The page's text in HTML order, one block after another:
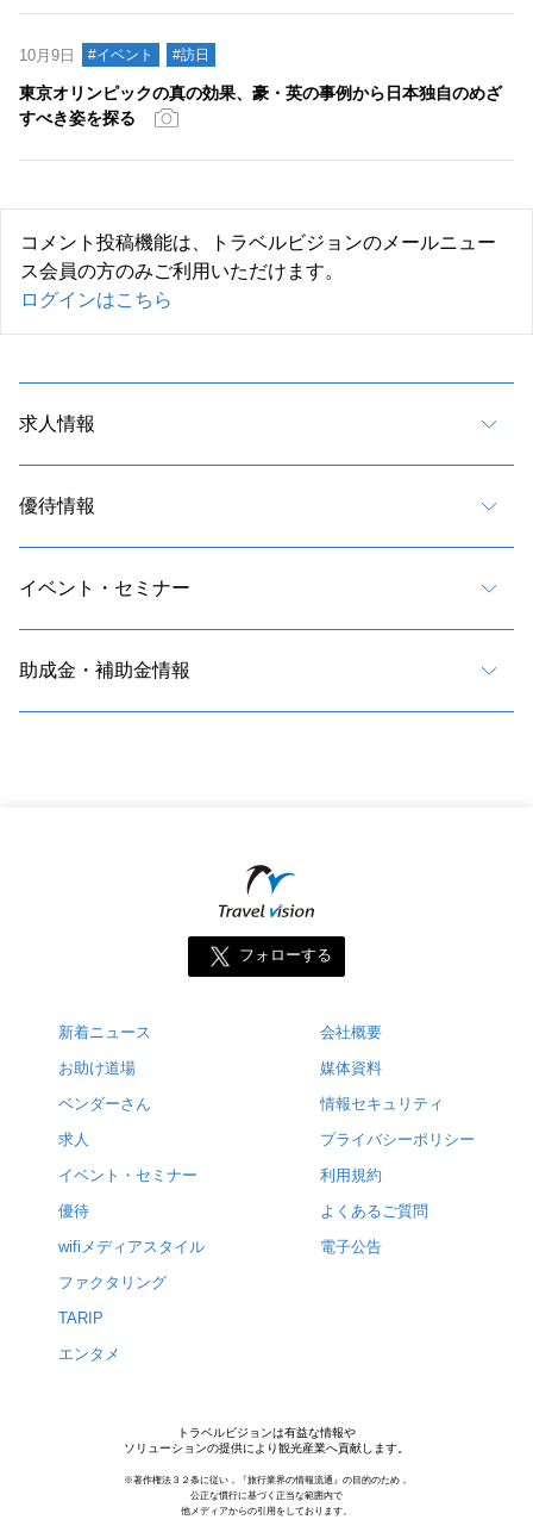
10月9日 #イベント #訪日
東京オリンピックの真の効果、豪・英の事例から日本独自のめざ
すべき姿を探る
コメント投稿機能は、トラベルビジョンのメールニュー
ス会員の方のみご利用いただけます。
ログインはこちら
求人情報
優待情報
イベント・セミナー
助成金・補助金情報
フォローする
新着ニュース
お助け道場
ベンダーさん
求人
イベント・セミナー
優待
wifiメディアスタイル
ファクタリング
TARIP
エンタメ
会社概要
媒体資料
情報セキュリティ
プライバシーポリシー
利用規約
よくあるご質問
電子公告
トラベルビジョンは有益な情報や
ソリューションの提供により観光産業へ貢献します。
※著作権法３２条に従い，『旅行業界の情報流通』の目的のため，
公正な慣行に基づく正当な範囲内で
他メディアからの引用をしております。